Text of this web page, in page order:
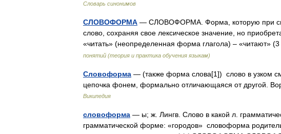
Словарь синонимов
СЛОВОФОРМА — СЛОВОФОРМА. Форма, которую при
слово, сохраняя свое лексическое значение, но
«читать» (неопределенная форма глагола) – «читают»
понятий (теория и практика обучения языкам)
Словоформа — (также форма слова[1]) слово в узком
цепочка фонем, формально отличающаяся от другой.
Википедия
словоформа — ы; ж. Лингв. Слово в какой л.
грамматической форме: «городов» словоформа